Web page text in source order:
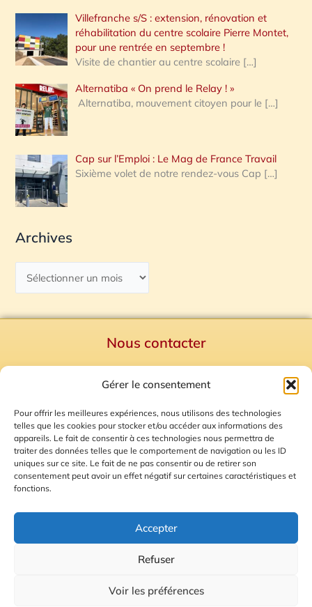
Gérer le consentement
Pour offrir les meilleures expériences, nous utilisons des technologies
telles que les cookies pour stocker et/ou accéder aux informations des
appareils. Le fait de consentir à ces technologies nous permettra de
traiter des données telles que le comportement de navigation ou les ID
uniques sur ce site. Le fait de ne pas consentir ou de retirer son
consentement peut avoir un effet négatif sur certaines caractéristiques et
fonctions.
Accepter
Refuser
Voir les préférences
Villefranche s/S : extension, rénovation et
réhabilitation du centre scolaire Pierre Montet,
pour une rentrée en septembre !
Visite de chantier au centre scolaire […]
Alternatiba « On prend le Relay ! »
Alternatiba, mouvement citoyen pour le […]
Cap sur l’Emploi : Le Mag de France Travail
Sixième volet de notre rendez-vous Cap […]
Archives
Nous contacter
Mentions Légales
Plan du site
Gestion des Cookies
© 2026 Radio Calade